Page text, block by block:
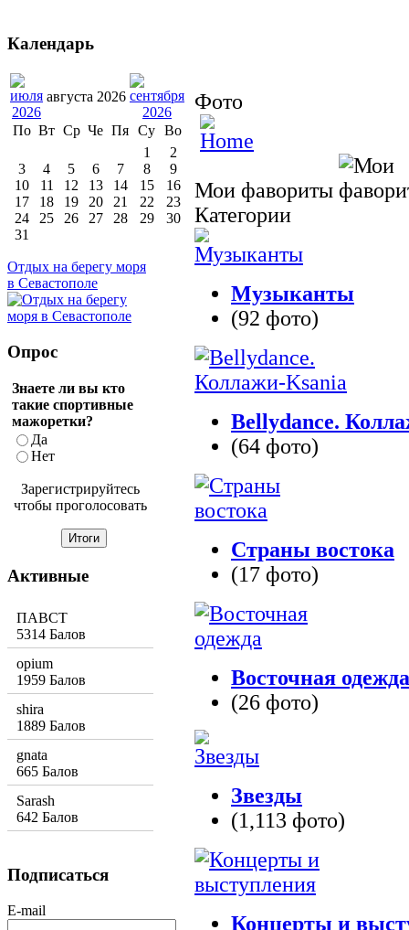
Фото
Мои фавориты
Категории
Музыканты
(92 фото)
Bellydance.
(64 фото)
Страны востока
(17 фото)
Восточная одежда
(26 фото)
Звезды
(1,113 фото)
Концерты и
Календарь
августа 2026
По Вт Ср Че Пя Су Во
1
2
3
4 5 6 7 8
9
10
11 12 13 14 15
16
17
18 19 20 21 22
23
24
25 26 27 28 29
30
31
Отдых на берегу моря
в Севастополе
Опрос
Знаете ли вы кто
такие спортивные
мажоретки?
Да
Нет
Зарегистрируйтесь
чтобы проголосовать
Активные
ПАВСТ
5314 Балов
opium
1959 Балов
shira
1889 Балов
gnata
665 Балов
Sarash
642 Балов
Подписаться
E-mail